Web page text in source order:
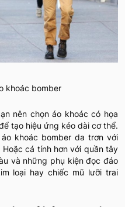
khoác bomber
nên chọn áo khoác có họa
tạo hiệu ứng kéo dài cơ thể.
khoác bomber da trơn với
cá tính hơn với quần tây
và những phụ kiện đọc đáo
loại hay chiếc mũ lưỡi trai